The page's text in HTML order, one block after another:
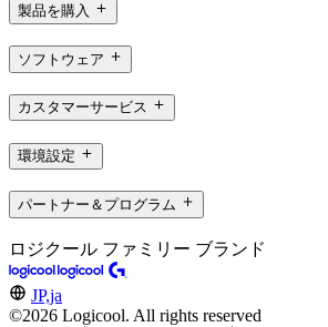
製品を購入
ソフトウェア
カスタマーサービス
環境設定
パートナー＆プログラム
ロジクール ファミリー ブランド
JP,ja
©2026 Logicool. All rights reserved